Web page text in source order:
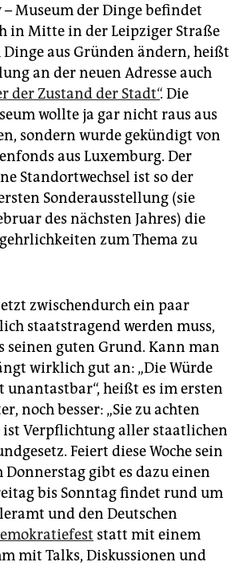
Museum der Dinge befindet
in Mitte in der Leipziger Straße
Dinge aus Gründen ändern, heißt
an der neuen Adresse auch
der Zustand der Stadt“. Die
wollte ja gar nicht raus aus
sondern wurde gekündigt von
aus Luxemburg. Der
Standortwechsel ist so der
Sonderausstellung (sie
des nächsten Jahres) die
zum Thema zu
zwischendurch ein paar
staatstragend werden muss,
seinen guten Grund. Kann man
wirklich gut an: „Die Würde
unantastbar“, heißt es im ersten
noch besser: „Sie zu achten
ist Verpflichtung aller staatlichen
Feiert diese Woche sein
Donnerstag gibt es dazu einen
bis Sonntag findet rund um
und den Deutschen
statt mit einem
mit Talks, Diskussionen und